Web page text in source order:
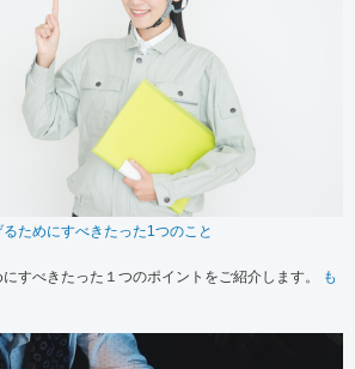
ためにすべきたった1つのこと
すべきたった１つのポイントをご紹介します。
も